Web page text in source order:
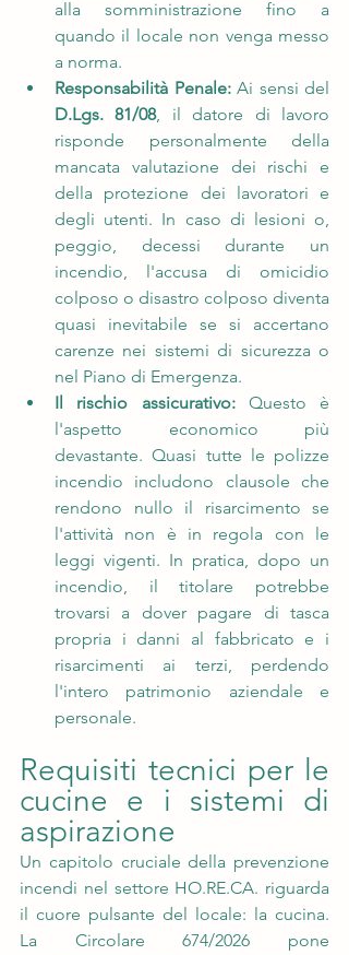
alla somministrazione fino a
quando il locale non venga messo
a norma.
Responsabilità Penale:
D.Lgs. 81/08, il datore di lavoro
risponde personalmente della
mancata valutazione dei rischi e
della protezione dei lavoratori e
degli utenti. In caso di lesioni o,
peggio, decessi durante un
incendio, l'accusa di omicidio
colposo o disastro colposo diventa
quasi inevitabile se si accertano
carenze nei sistemi di sicurezza o
nel Piano di Emergenza.
Il rischio assicurativo: Questo è
l'aspetto economico più
devastante. Quasi tutte le polizze
incendio includono clausole che
rendono nullo il risarcimento se
l'attività non è in regola con le
leggi vigenti. In pratica, dopo un
incendio, il titolare potrebbe
trovarsi a dover pagare di tasca
propria i danni al fabbricato e i
risarcimenti ai terzi, perdendo
l'intero patrimonio aziendale e
personale.
Requisiti tecnici per le
cucine e i sistemi di
aspirazione
Un capitolo cruciale della prevenzione
incendi nel settore HO.RE.CA. riguarda
il cuore pulsante del locale: la cucina.
La Circolare 674/2026 pone